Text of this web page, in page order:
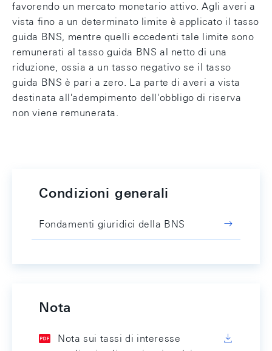
favorendo un mercato monetario attivo. Agli averi a
vista fino a un determinato limite è applicato il tasso
guida BNS, mentre quelli eccedenti tale limite sono
remunerati al tasso guida BNS al netto di una
riduzione, ossia a un tasso negativo se il tasso
guida BNS è pari a zero. La parte di averi a vista
destinata all'adempimento dell'obbligo di riserva
non viene remunerata.
Condizioni generali
Fondamenti giuridici della BNS
Nota
Nota sui tassi di interesse